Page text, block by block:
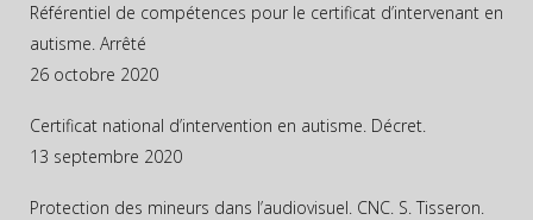
Référentiel de compétences pour le certificat d’intervenant en
autisme. Arrêté
26 octobre 2020
Certificat national d’intervention en autisme. Décret.
13 septembre 2020
Protection des mineurs dans l’audiovisuel. CNC. S. Tisseron.